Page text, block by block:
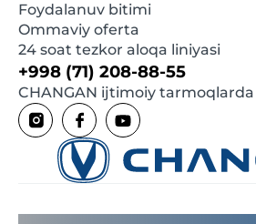
Foydalanuv bitimi
Ommaviy oferta
24 soat tezkor aloqa liniyasi
+998 (71) 208-88-55
CHANGAN ijtimoiy tarmoqlarda